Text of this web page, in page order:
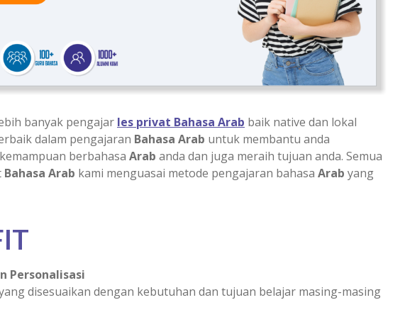
banyak pengajar les privat Bahasa Arab baik native dan lokal
dalam pengajaran Bahasa Arab untuk membantu anda
berbahasa Arab anda dan juga meraih tujuan anda. Semua
Bahasa Arab kami menguasai metode pengajaran bahasa Arab yang
Personalisasi
disesuaikan dengan kebutuhan dan tujuan belajar masing-masing